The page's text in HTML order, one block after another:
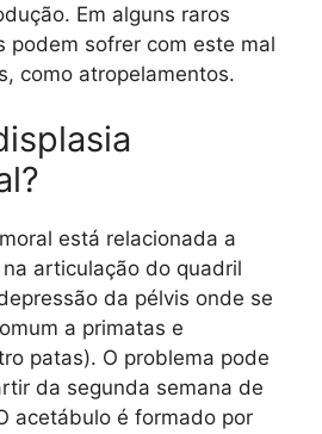
Em alguns raros
podem sofrer com este mal
como atropelamentos.
está relacionada a
articulação do quadril
da pélvis onde se
a primatas e
patas). O problema pode
da segunda semana de
acetábulo é formado por